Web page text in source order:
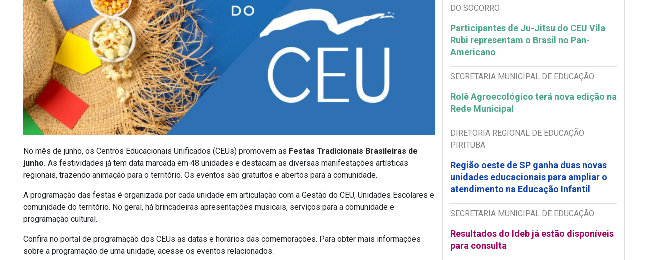
No mês de junho, os Centros Educacionais Unificados (CEUs) promovem as Festas Tradicionais Brasileiras de
junho. As festividades já tem data marcada em 48 unidades e destacam as diversas manifestações artísticas
regionais, trazendo animação para o território. Os eventos são gratuitos e abertos para a comunidade.
A programação das festas é organizada por cada unidade em articulação com a Gestão do CEU, Unidades Escolares e
comunidade do território. No geral, há brincadeiras apresentações musicais, serviços para a comunidade e
programação cultural.
Confira no portal de programação dos CEUs as datas e horários das comemorações. Para obter mais informações
sobre a programação de uma unidade, acesse os eventos relacionados.
DO SOCORRO
Participantes de Ju-Jitsu do CEU Vila
Rubi representam o Brasil no Pan-
Americano
SECRETARIA MUNICIPAL DE EDUCAÇÃO
Rolê Agroecológico terá nova edição na
Rede Municipal
DIRETORIA REGIONAL DE EDUCAÇÃO
PIRITUBA
Região oeste de SP ganha duas novas
unidades educacionais para ampliar o
atendimento na Educação Infantil
SECRETARIA MUNICIPAL DE EDUCAÇÃO
Resultados do Ideb já estão disponíveis
para consulta